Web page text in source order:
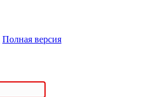
Полная версия